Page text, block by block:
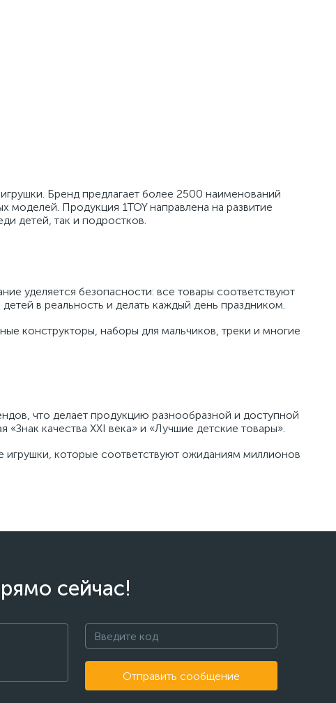
Бренд предлагает более 2500 наименований
моделей. Продукция 1TOY направлена на развитие
детей, так и подростков.
уделяется безопасности: все товары соответствуют
в реальность и делать каждый день праздником.
конструкторы, наборы для мальчиков, треки и многие
что делает продукцию разнообразной и доступной
качества XXI века» и «Лучшие детские товары».
игрушки, которые соответствуют ожиданиям миллионов
сейчас!
Отправить сообщение